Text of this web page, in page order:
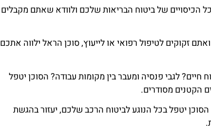
הכיסויים של ביטוח הבריאות שלכם ולוודא שאתם מקבלים
זקוקים לטיפול רפואי או לייעוץ, סוכן הראל ילווה אתכם
חיים? לגבי פנסיה ומעבר בין מקומות עבודה? הסוכן יטפל
הקטנים מסודרים.
הסוכן יטפל בכל הנוגע לביטוח הרכב שלכם, יעזור בהגשת